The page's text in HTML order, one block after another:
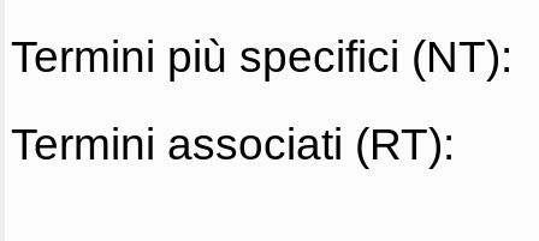
Termini più specifici (NT):
Termini associati (RT):